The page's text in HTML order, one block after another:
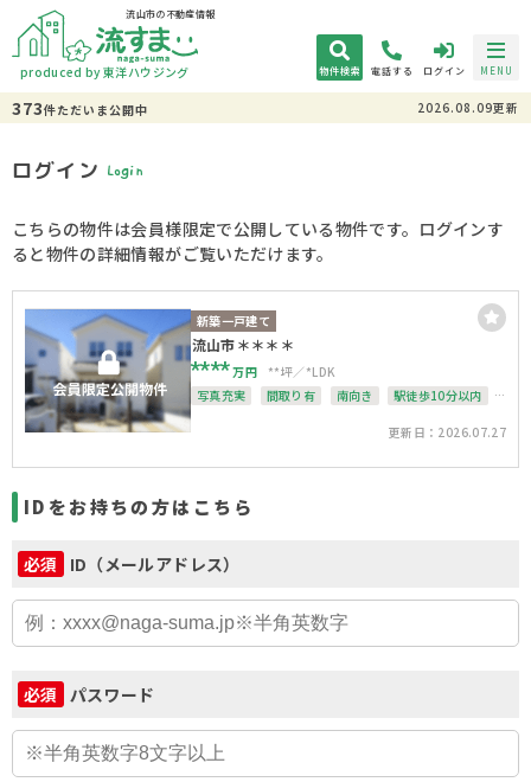
流山市の不動産情報
produced by 東洋ハウジング 物件検索 電話する ログイン MENU
373件ただいま公開中 2026.08.09更新
ログイン Login
こちらの物件は会員様限定で公開している物件です。ログインす
ると物件の詳細情報がご覧いただけます。
新築一戸建て
流山市＊＊＊＊
****万円 **坪
*LDK
写真充実
間取り有 南向き
駅徒歩10分以内
更新日：2026.07.27
IDをお持ちの方はこちら
必須 ID（メールアドレス）
必須 パスワード